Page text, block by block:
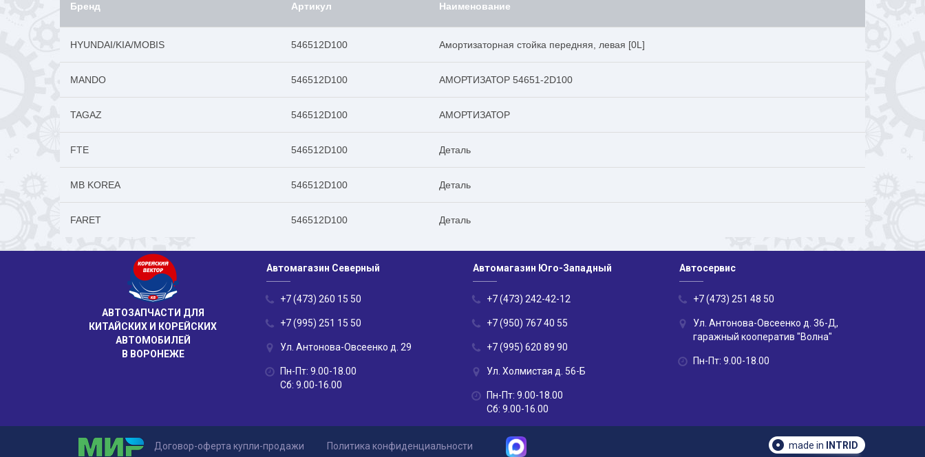
Бренд Артикул Наименование
HYUNDAI/KIA/MOBIS 546512D100 Амортизаторная стойка передняя, левая [0L]
MANDO 546512D100 АМОРТИЗАТОР 54651-2D100
TAGAZ 546512D100 АМОРТИЗАТОР
FTE 546512D100 Деталь
MB KOREA 546512D100 Деталь
FARET 546512D100 Деталь
АВТОЗАПЧАСТИ ДЛЯ
КИТАЙСКИХ И КОРЕЙСКИХ
АВТОМОБИЛЕЙ
В ВОРОНЕЖЕ
Автомагазин Северный
+7 (473) 260 15 50
+7 (995) 251 15 50
Ул. Антонова-Овсеенко д. 29
Пн-Пт: 9.00-18.00
Сб: 9.00-16.00
Автомагазин Юго-Западный
+7 (473) 242-42-12
+7 (950) 767 40 55
+7 (995) 620 89 90
Ул. Холмистая д. 56-Б
Пн-Пт: 9.00-18.00
Сб: 9.00-16.00
Автосервис
+7 (473) 251 48 50
Ул. Антонова-Овсеенко д. 36-Д,
гаражный кооператив "Волна"
Пн-Пт: 9.00-18.00
Договор-оферта купли-продажи Политика конфиденциальности made in INTRID